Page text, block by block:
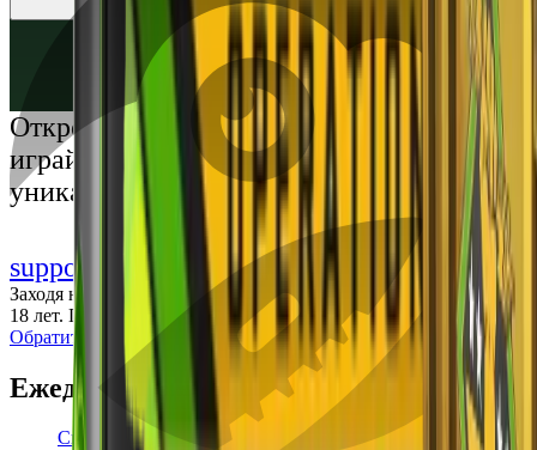
Открой мир премиальных развлечений:
играй честно и наслаждайся
уникальными впечатлениями
support@cs-wiki.org
Заходя на этот сайт, вы подтверждаете, что вам исполнилось
18 лет. Проблемы с азартными играми?
Обратится за помощью
Ежедневные бонусы
Свежие промокоды